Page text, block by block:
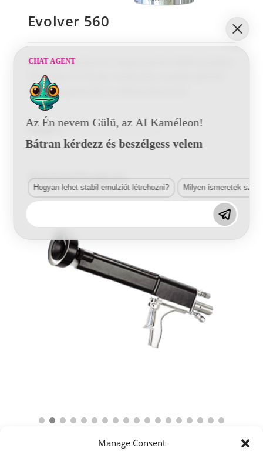
Manage Consent
Evolver 560
Alacsony nyomású és magasnyomás Elektrosztatikus
Pisztolyok és Pisztoly rendszerek, amelyek jelentős
anyag megtakarítás és időspórolással jár
Kategória:Elektrosztatikus pisztolyok
Related Products
CHAT AGENT
Az Én nevem Gülü, az AI Kaméleon!
Bátran kérdezz és beszélgess velem
Hogyan lehet stabil emulziót létrehozni? Milyen ismeretek